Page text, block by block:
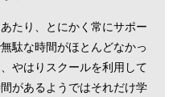
たり、とにかく常にサポー
駄な時間がほとんどなかっ
やはりスクールを利用して
があるようではそれだけ学